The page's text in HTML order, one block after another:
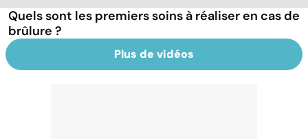
Quels sont les premiers soins à réaliser en cas de
brûlure ?
Plus de vidéos